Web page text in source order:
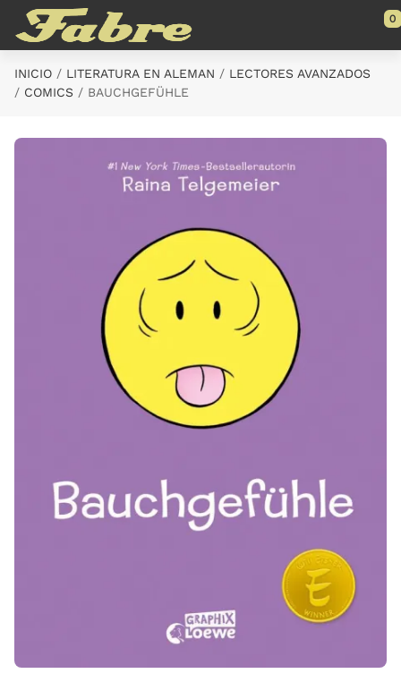
Saltar al contenido principal
0
INICIO LITERATURA EN ALEMAN
LECTORES AVANZADOS
COMICS
BAUCHGEFÜHLE